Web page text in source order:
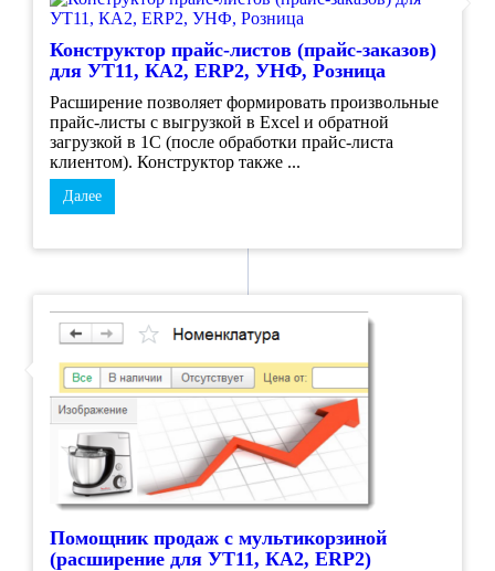
Конструктор прайс-листов (прайс-заказов)
для УТ11, КА2, ERP2, УНФ, Розница
Расширение позволяет формировать произвольные
прайс-листы с выгрузкой в Excel и обратной
загрузкой в 1С (после обработки прайс-листа
клиентом). Конструктор также ...
Далее
Помощник продаж с мультикорзиной
(расширение для УТ11, КА2, ERP2)